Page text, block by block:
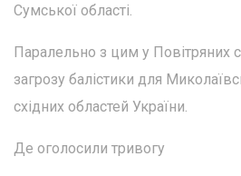
Сумської області.
Паралельно з цим у Повітряних
загрозу балістики для
східних областей України.
Де оголосили тривогу